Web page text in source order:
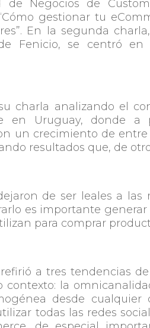
Negocios de
Cómo gestionar tu
En la segunda
Fenicio, se centró en
charla analizando el
en Uruguay, donde
un crecimiento de entre
resultados que, de
de ser leales a
es importante
para comprar
a tres tendencias
contexto: la
desde
todas las redes